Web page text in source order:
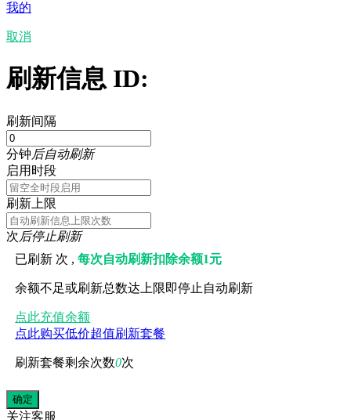
我的
取消
刷新信息 ID:
刷新间隔
分钟后自动刷新
启用时段
刷新上限
次后停止刷新
已刷新 次 ,每次自动刷新扣除余额1元
余额不足或刷新总数达上限即停止自动刷新
点此充值余额
点此购买低价超值刷新套餐
刷新套餐剩余次数0次
关注客服